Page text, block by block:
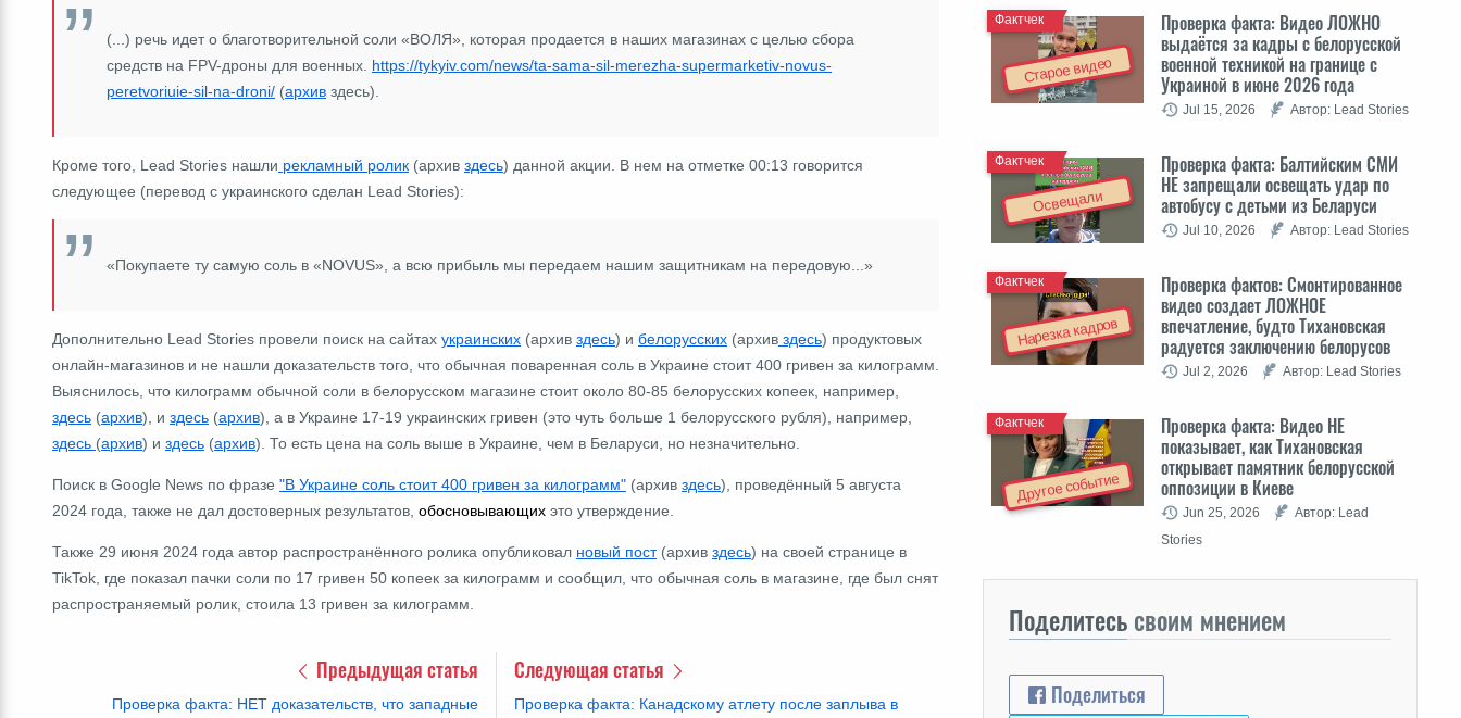
(...) речь идет о благотворительной соли «ВОЛЯ», которая продается в наших магазинах с целью сбора
средств на FPV-дроны для военных. https://tykyiv.com/news/ta-sama-sil-merezha-supermarketiv-novus-
peretvoriuie-sil-na-droni/ (архив здесь).
Кроме того, Lead Stories нашли рекламный ролик (архив здесь) данной акции. В нем на отметке 00:13 говорится
следующее (перевод с украинского сделан Lead Stories):
«Покупаете ту самую соль в «NOVUS» , а всю прибыль мы передаем нашим защитникам на передовую...»
Дополнительно Lead Stories провели поиск на сайтах украинских (архив здесь) и белорусских (архив здесь) продуктовых
онлайн-магазинов и не нашли доказательств того, что обычная поваренная соль в Украине стоит 400 гривен за килограмм.
Выяснилось, что килограмм обычной соли в белорусском магазине стоит около 80-85 белорусских копеек, например,
здесь (архив), и здесь (архив), а в Украине 17-19 украинских гривен (это чуть больше 1 белорусского рубля)
например,
здесь (архив) и здесь (архив). То есть цена на соль выше в Украине, чем в Беларуси, но незначительно.
Поиск в Google News по фразе "В Украине соль стоит 400 гривен за килограмм" (архив здесь), проведённый 5 августа
2024 года, также не дал достоверных результатов, обосновывающих это утверждение.
Также 29 июня 2024 года автор распространённого ролика опубликовал новый пост(архив здесь) на своей странице в
TikTok, где показал пачки соли по 17 гривен 50 копеек за килограмм и сообщил, что обычная соль в магазине, где был снят
распространяемый ролик, стоила 13 гривен за килограмм.
Предыдущая статья
Проверка факта: НЕТ доказательств, что западные
Следующая статья
Проверка факта: Канадскому атлету после заплыва в
Старое видео
Проверка факта: Видео ЛОЖНО
выдаётся за кадры с белорусской
военной техникой на границе с
Украиной в июне 2026 года
Фактчек
Jul 15, 2026 Автор: Lead Stories
Освещали
Проверка факта: Балтийским СМИ
НЕ запрещали освещать удар по
автобусу с детьми из Беларуси
Фактчек
Jul 10, 2026 Автор: Lead Stories
Нарезка кадров
Проверка фактов: Cмонтированное
видео создает ЛОЖНОЕ
впечатление, будто Тихановская
радуется заключению белорусов
Фактчек
Jul 2, 2026 Автор: Lead Stories
Другое событие
Проверка факта: Видео НЕ
показывает, как Тихановская
открывает памятник белорусской
оппозиции в Киеве
Фактчек
Jun 25, 2026
Автор: Lead
Stories
Поделитесь своим мнением
Поделиться